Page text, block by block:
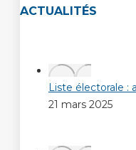
ACTUALITÉS
Liste électorale :
21 mars 2025